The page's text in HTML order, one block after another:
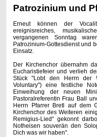
Patrozinium und
Erneut können der
ereignisreiches,
vergangenen Sonntag
Patrozinium-Gottesdienst und
Einsatz.
Der Kirchenchor übernahm
Eucharistiefeier und verlieh
Stück "Lobt den Herrn der
Voluntary") eine festliche
Einweihung der neuen
Pastoralreferentin Frau Ball
Herrn Pfarrer Bretl auf dem
Kirchenchor des Weiteren
Remigius-Lied" gekonnt
Notheisen souverän den
Dich was wir haben".